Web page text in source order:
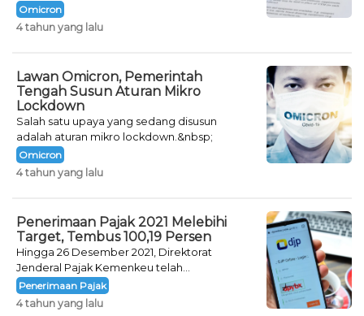
seperti saat ini.
Omicron
4 tahun yang lalu
Lawan Omicron, Pemerintah
Tengah Susun Aturan Mikro
Lockdown
Salah satu upaya yang sedang disusun
adalah aturan mikro lockdown.&nbsp;
Omicron
4 tahun yang lalu
Penerimaan Pajak 2021 Melebihi
Target, Tembus 100,19 Persen
Hingga 26 Desember 2021, Direktorat
Jenderal Pajak Kemenkeu telah
mencatatkan jumlah neto penerimaan pajak
sebesar Rp 1.231,87 triliun.&nbsp;
Penerimaan Pajak
4 tahun yang lalu